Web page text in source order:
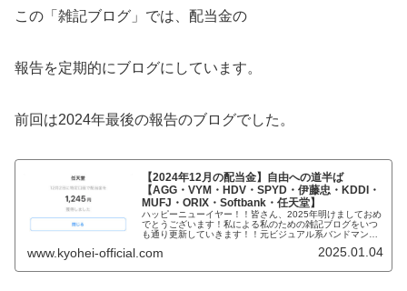
この「雑記ブログ」では、配当金の
報告を定期的にブログにしています。
前回は2024年最後の報告のブログでした。
【2024年12月の配当金】自由への道半ば
【AGG・VYM・HDV・SPYD・伊藤忠・KDDI・
MUFJ・ORIX・Softbank・任天堂】
ハッピーニューイヤー！！皆さん、2025年明けましておめ
でとうございます！私による私のための雑記ブログをいつ
も通り更新していきます！！元ビジュアル系バンドマンで
株式投資家でもあるKYOH...
www.kyohei-official.com 2025.01.04